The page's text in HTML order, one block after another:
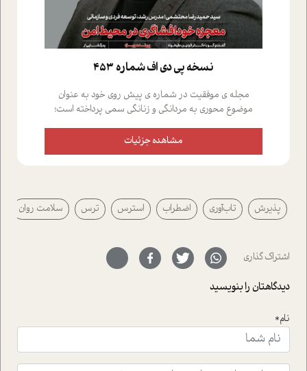
نسخه پي دي اف شماره 453
مجله ی موفقیت در شماره ی پیش روی خود به عنوان
موضوع محوری به مردانگی و زنانگی سمی پرداخته است؛
علیخواه، جامعه شناس در بخش های مختلف تلاش کرده ایم
از دریچه های گوناگون به این موضوع مهم بپردازیم.فصل
پیرامون آن آشنا می کند.در بخش دو فنجان داغ به سراغ افرادی
رفته ایم که موفقیت را در عمل به اثبات رسانده اند؛ سید
حمیدرضا محتشمی که بیست و پنجمین سال فعالیت حرفه
سر نهاده است و نیز کرامت عزیز زاده؛ سفیر صلح و دوستی که
با رکاب زدن در بیش از هفتاد کشور و کاشتن درخت، به نماد
حمایت از محیط زیست و منابع طبیعی تبدیل گشته
است.فصل روایت اجنبی ها در این شماره به دو موضوع
ای که به زندگی شگفت انگیز جین گودال و تاثیرات کاوش های
ایشان در حوزه ی شامپانزه ها بر زندگی امروزی ما نگاهی
افکنده است.فصل اتاق 333 شما را پای صحبت یک تجربه ی
واقعی در ارتباط با اختلال شخصیت اسکزوئید و مشکلات و نیز
مشاهده جزئیات
پذیرش تاب‌آوری اضطراب استرس ترس سلامت روان
اشتراک گذاری
دیدگاهتان را بنویسید
نام*